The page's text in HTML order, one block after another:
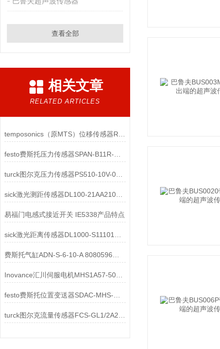
查看全部
相关文章
RELATED ARTICLES
turck图尔克压力传感器PS510-10V-01-LI2UPN8-H1141 100001531相关介绍
sick激光测距传感器DL100-21AA2101工作原理
易福门电感式接近开关 IE5338产品特点
Inovance汇川伺服电机MHS1A57-50B23B原理解析